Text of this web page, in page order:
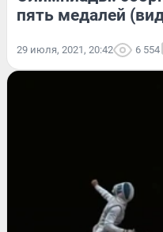
пять медалей
29 июля, 2021, 20:42 6 554